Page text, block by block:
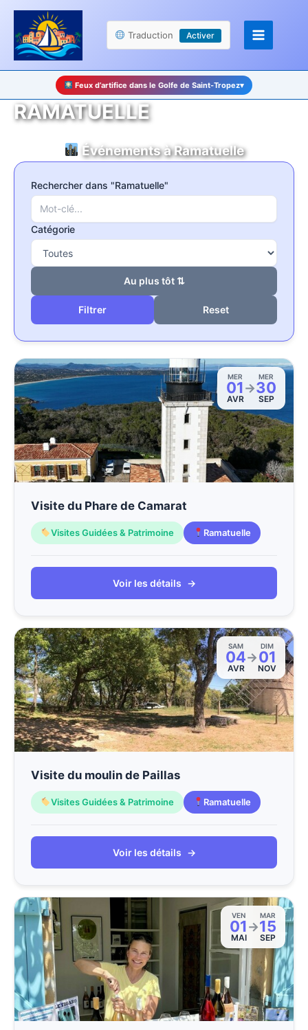
Panneau de gestion des cookies
Aller
contenu
Traduction Activer
Feux d’artifice dans le Golfe de Saint-Tropez▾
RAMATUELLE
Événements à Ramatuelle
Rechercher dans "Ramatuelle"
Catégorie
Au plus tôt ⇅
Reset
MER
01
AVR
→
MER
30
SEP
Visite du Phare de Camarat
Visites Guidées & Patrimoine Ramatuelle
Voir les détails →
SAM
04
AVR
→
DIM
01
NOV
Visite du moulin de Paillas
Visites Guidées & Patrimoine Ramatuelle
Voir les détails →
VEN
01
MAI
→
MAR
15
SEP